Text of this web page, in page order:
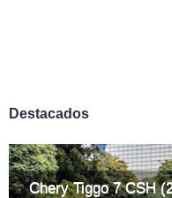
Destacados
Chery Tiggo 7 CSH